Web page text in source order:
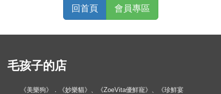
回首頁 會員專區
毛孩子的店
《美樂狗》．《妙樂貓》、《ZoeVita優鮮寵》、《珍鮮宴